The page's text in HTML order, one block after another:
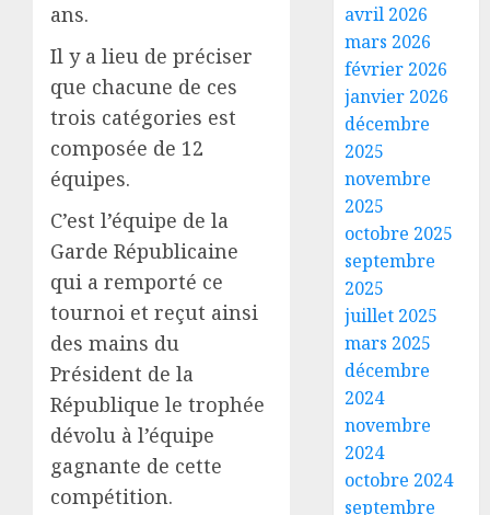
ans.
Il y a lieu de préciser
que chacune de ces
trois catégories est
composée de 12
équipes.
C’est l’équipe de la
Garde Républicaine
qui a remporté ce
tournoi et reçut ainsi
des mains du
Président de la
République le trophée
dévolu à l’équipe
gagnante de cette
compétition.
avril 2026
mars 2026
février 2026
janvier 2026
décembre
2025
novembre
2025
octobre 2025
septembre
2025
juillet 2025
mars 2025
décembre
2024
novembre
2024
octobre 2024
septembre